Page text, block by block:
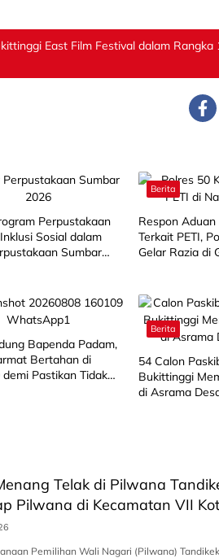
East Film Festival dalam Rangka
Perpustakaan
Sosial dalam
Sumbar
Berita
Respon
Terkait PETI,
Gelar Razia di
Bapenda Padam,
Bertahan di
Pastikan Tidak
Berita
‎54 Calon
Bukittinggi
di Asrama
Telak di Pilwana
Pilwana di Kecamatan VII
Pemilihan Wali Nagari (Pilwana)